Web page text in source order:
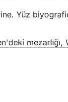
Yüz